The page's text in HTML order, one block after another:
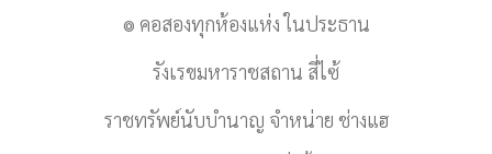
๏ คอสองทุกห้องแห่ง ในประธาน
รังเรขมหาราชสถาน สี่ไซ้
ราชทรัพย์นับบำนาญ จำหน่าย ช่างแฮ